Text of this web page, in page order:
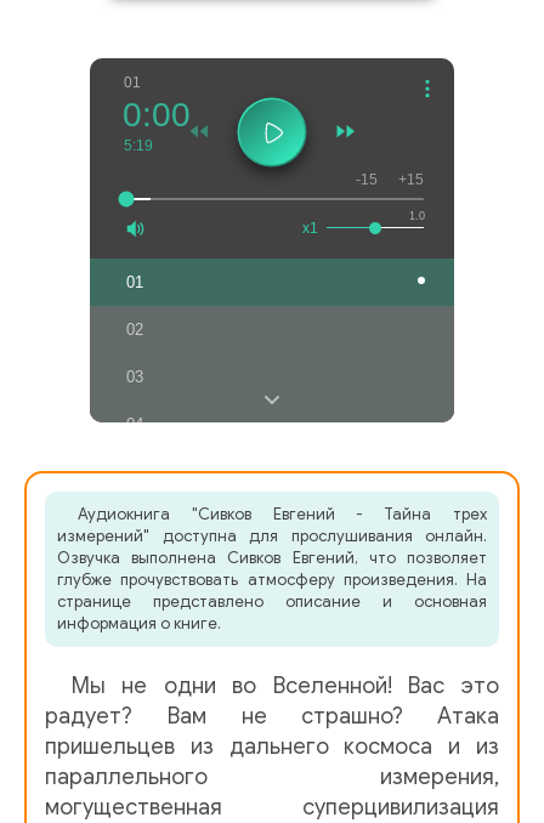
01
0:00
5:19
1.0
x1
-15 +15
01
02
03
04
05
06
07
10
11
12
Аудиокнига "Сивков Евгений - Тайна трех
измерений" доступна для прослушивания онлайн.
Озвучка выполнена Сивков Евгений, что позволяет
глубже прочувствовать атмосферу произведения. На
странице представлено описание и основная
информация о книге.
Мы не одни во Вселенной! Вас это
радует? Вам не страшно? Атака
пришельцев из дальнего космоса и из
параллельного измерения,
могущественная суперцивилизация